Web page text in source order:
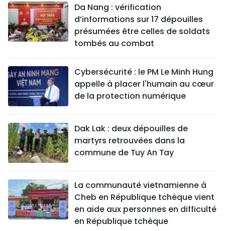
Da Nang : vérification
d’informations sur 17 dépouilles
présumées être celles de soldats
tombés au combat
Cybersécurité : le PM Le Minh Hung
appelle à placer l'humain au cœur
de la protection numérique
Dak Lak : deux dépouilles de
martyrs retrouvées dans la
commune de Tuy An Tay
La communauté vietnamienne à
Cheb en République tchèque vient
en aide aux personnes en difficulté
en République tchèque